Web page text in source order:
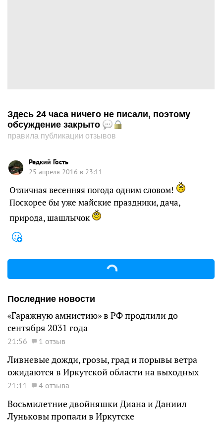
Здесь 24 часа ничего не писали, поэтому
обсуждение закрыто
правила публикации отзывов
Редкий Гость
25 апреля 2016 в 23:11
Отличная весенняя погода одним словом!
Поскорее бы уже майские праздники, дача,
природа, шашлычок
Последние новости
«Гаражную амнистию» в РФ продлили до
сентября 2031 года
21:56 1 отзыв
Ливневые дожди, грозы, град и порывы ветра
ожидаются в Иркутской области на выходных
21:11 4 отзыва
Восьмилетние двойняшки Диана и Даниил
Луньковы пропали в Иркутске